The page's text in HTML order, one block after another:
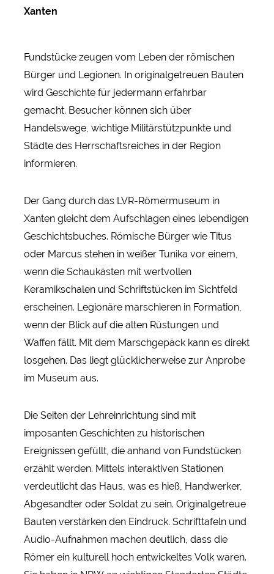
Xanten
Fundstücke zeugen vom Leben der römischen
Bürger und Legionen. In originalgetreuen Bauten
wird Geschichte für jedermann erfahrbar
gemacht. Besucher können sich über
Handelswege, wichtige Militärstützpunkte und
Städte des Herrschaftsreiches in der Region
informieren.
Der Gang durch das LVR-Römermuseum in
Xanten gleicht dem Aufschlagen eines lebendigen
Geschichtsbuches. Römische Bürger wie Titus
oder Marcus stehen in weißer Tunika vor einem,
wenn die Schaukästen mit wertvollen
Keramikschalen und Schriftstücken im Sichtfeld
erscheinen. Legionäre marschieren in Formation,
wenn der Blick auf die alten Rüstungen und
Waffen fällt. Mit dem Marschgepäck kann es direkt
losgehen. Das liegt glücklicherweise zur Anprobe
im Museum aus.
Die Seiten der Lehreinrichtung sind mit
imposanten Geschichten zu historischen
Ereignissen gefüllt, die anhand von Fundstücken
erzählt werden. Mittels interaktiven Stationen
verdeutlicht das Haus, was es hieß, Handwerker,
Abgesandter oder Soldat zu sein. Originalgetreue
Bauten verstärken den Eindruck. Schrifttafeln und
Audio-Aufnahmen machen deutlich, dass die
Römer ein kulturell hoch entwickeltes Volk waren.